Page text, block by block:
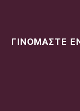
ΓΙΝΟΜΑΣΤΕ